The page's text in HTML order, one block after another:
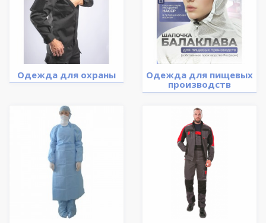
Одежда для охраны
Одежда для пищевых
производств